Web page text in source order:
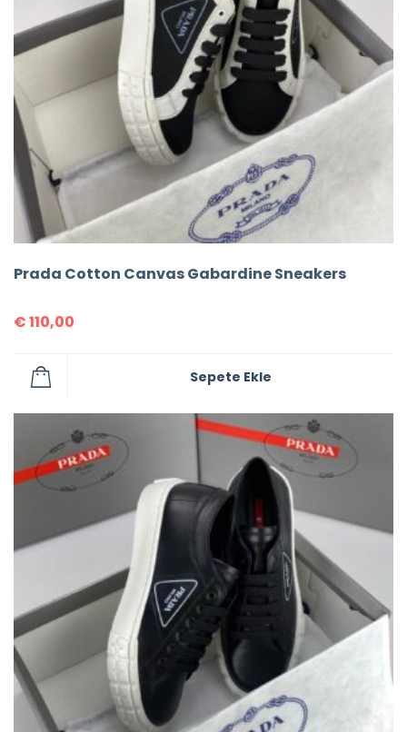
Prada Cotton Canvas Gabardine Sneakers
€110,00
Sepete Ekle